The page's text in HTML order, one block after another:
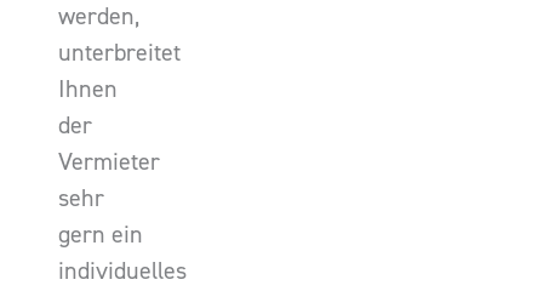
werden,
unterbreitet
Ihnen
der
Vermieter
sehr
gern ein
individuelles